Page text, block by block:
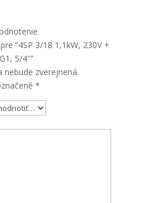
“4SP 3/18 1,1kW, 230V +
5/4″”
nebude zverejnená.
*